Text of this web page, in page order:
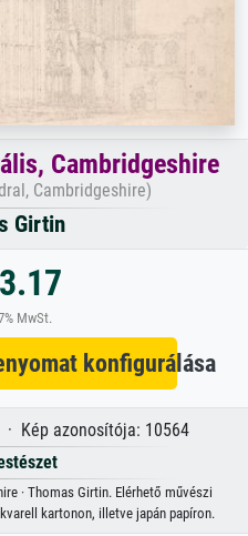
Cambridgeshire
Cambridgeshire)
Girtin
MwSt.
konfigurálása
Kép azonosítója: 10564
· Thomas Girtin. Elérhető művészi
kartonon, illetve japán papíron.